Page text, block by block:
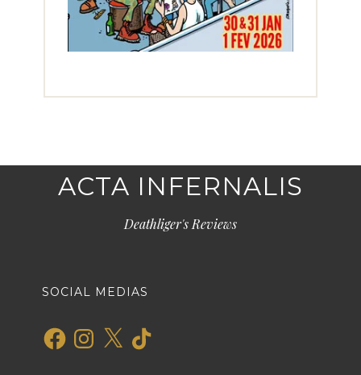
ACTA INFERNALIS
Deathliger's Reviews
SOCIAL MEDIAS
FacebookInstagram
X TikTok